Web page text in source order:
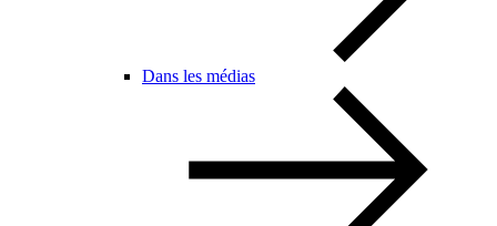
Dans les médias